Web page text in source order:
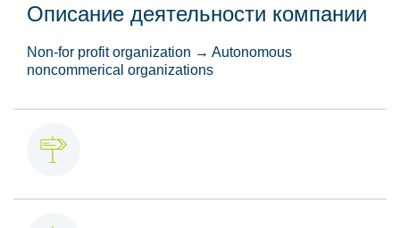
Описание деятельности компании
Non-for profit organization → Autonomous
noncommerical organizations